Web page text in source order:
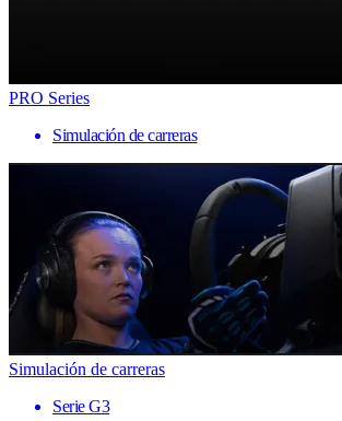
PRO Series
Simulación de carreras
Simulación de carreras
Serie G3